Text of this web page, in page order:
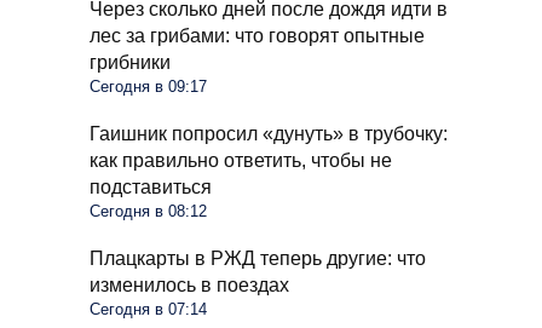
Через сколько дней после дождя идти в
лес за грибами: что говорят опытные
грибники
Сегодня в 09:17
Гаишник попросил «дунуть» в трубочку:
как правильно ответить, чтобы не
подставиться
Сегодня в 08:12
Плацкарты в РЖД теперь другие: что
изменилось в поездах
Сегодня в 07:14